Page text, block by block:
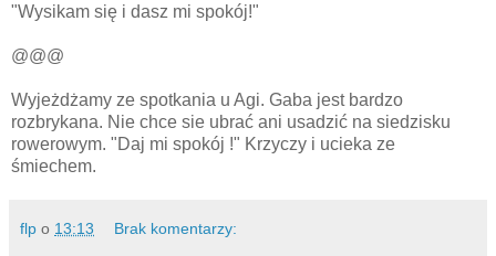
"Wysikam się i dasz mi spokój!"
@@@
Wyjeżdżamy ze spotkania u Agi. Gaba jest bardzo
rozbrykana. Nie chce sie ubrać ani usadzić na siedzisku
rowerowym. "Daj mi spokój !" Krzyczy i ucieka ze
śmiechem.
flp o 13:13 Brak komentarzy: